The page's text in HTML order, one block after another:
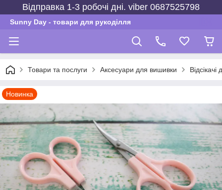
Відправка 1-3 робочі дні. viber 0687525798
Sunny Day - товари для рукоділля
Товари та послуги Аксесуари для вишивки
Новинка